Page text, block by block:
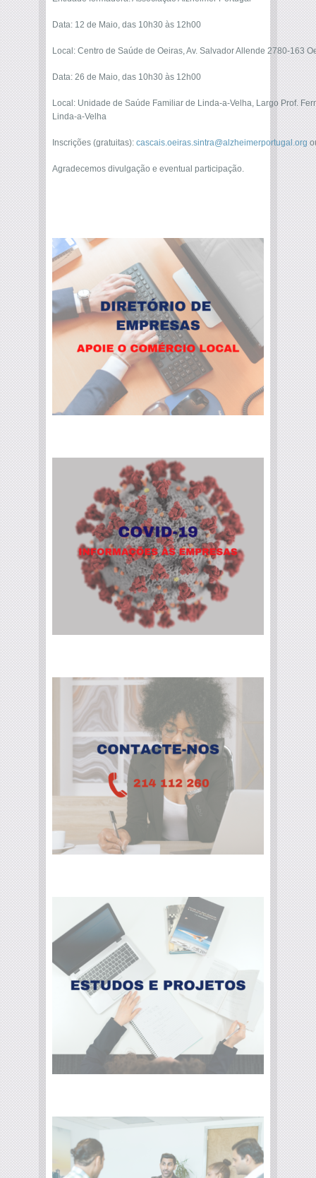
Data: 12 de Maio, das 10h30 às 12h00
Local: Centro de Saúde de Oeiras, Av. Salvador Allende 2780-163
Data: 26 de Maio, das 10h30 às 12h00
Local: Unidade de Saúde Familiar de Linda-a-Velha, Largo Prof.
Linda-a-Velha
Inscrições (gratuitas): cascais.oeiras.sintra@alzheimerportugal.org
Agradecemos divulgação e eventual participação.